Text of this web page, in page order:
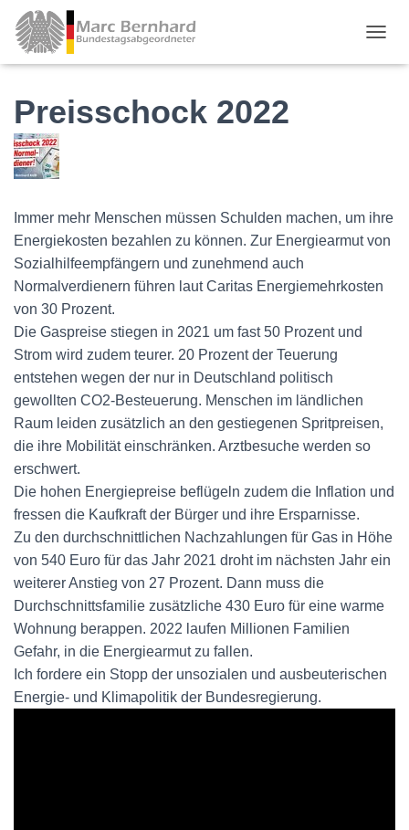
Preisschock 2022
Immer mehr Menschen müssen Schulden machen, um ihre
Energiekosten bezahlen zu können. Zur Energiearmut von
Sozialhilfeempfängern und zunehmend auch
Normalverdienern führen laut Caritas Energiemehrkosten
von 30 Prozent.
Die Gaspreise stiegen in 2021 um fast 50 Prozent und
Strom wird zudem teurer. 20 Prozent der Teuerung
entstehen wegen der nur in Deutschland politisch
gewollten CO2-Besteuerung. Menschen im ländlichen
Raum leiden zusätzlich an den gestiegenen Spritpreisen,
die ihre Mobilität einschränken. Arztbesuche werden so
erschwert.
Die hohen Energiepreise beflügeln zudem die Inflation und
fressen die Kaufkraft der Bürger und ihre Ersparnisse.
Zu den durchschnittlichen Nachzahlungen für Gas in Höhe
von 540 Euro für das Jahr 2021 droht im nächsten Jahr ein
weiterer Anstieg von 27 Prozent. Dann muss die
Durchschnittsfamilie zusätzliche 430 Euro für eine warme
Wohnung berappen. 2022 laufen Millionen Familien
Gefahr, in die Energiearmut zu fallen.
Ich fordere ein Stopp der unsozialen und ausbeuterischen
Energie- und Klimapolitik der Bundesregierung.